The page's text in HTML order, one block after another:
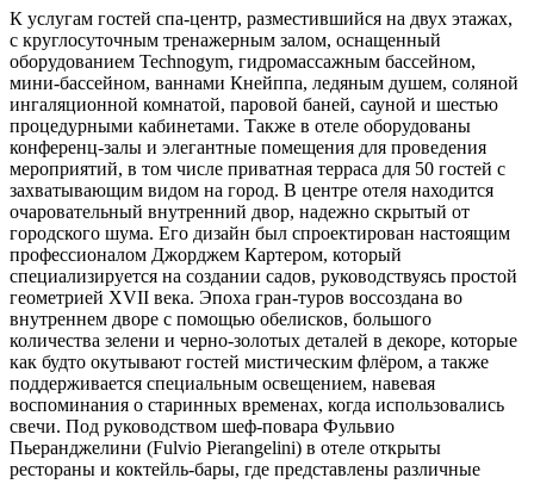
К услугам гостей спа-центр, разместившийся на двух этажах,
с круглосуточным тренажерным залом, оснащенный
оборудованием Technogym, гидромассажным бассейном,
мини-бассейном, ваннами Кнейппа, ледяным душем, соляной
ингаляционной комнатой, паровой баней, сауной и шестью
процедурными кабинетами. Также в отеле оборудованы
конференц-залы и элегантные помещения для проведения
мероприятий, в том числе приватная терраса для 50 гостей с
захватывающим видом на город. В центре отеля находится
очаровательный внутренний двор, надежно скрытый от
городского шума. Его дизайн был спроектирован настоящим
профессионалом Джорджем Картером, который
специализируется на создании садов, руководствуясь простой
геометрией XVII века. Эпоха гран-туров воссоздана во
внутреннем дворе с помощью обелисков, большого
количества зелени и черно-золотых деталей в декоре, которые
как будто окутывают гостей мистическим флёром, а также
поддерживается специальным освещением, навевая
воспоминания о старинных временах, когда использовались
свечи. Под руководством шеф-повара Фульвио
Пьеранджелини (Fulvio Pierangelini) в отеле открыты
рестораны и коктейль-бары, где представлены различные